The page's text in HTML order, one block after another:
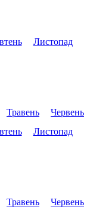
Листопад
Травень
Червень
Листопад
Травень
Червень